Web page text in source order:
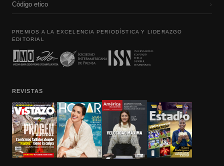
Código etico ›
PREMIOS A LA EXCELENCIA PERIODÍSTICA Y LIDERAZGO
EDITORIAL
REVISTAS